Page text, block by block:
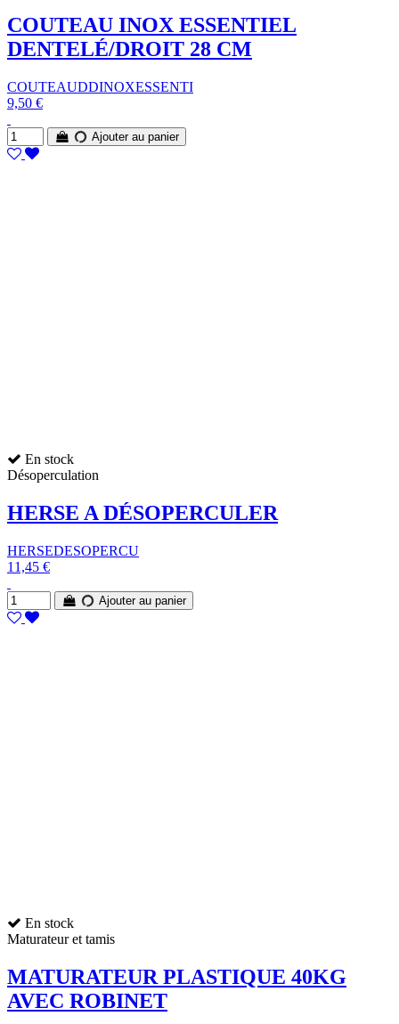
COUTEAU INOX ESSENTIEL
DENTELÉ/DROIT 28 CM
COUTEAUDDINOXESSENTI
9,50 €
Ajouter au panier
En stock
Désoperculation
HERSE A DÉSOPERCULER
HERSEDESOPERCU
11,45 €
Ajouter au panier
En stock
Maturateur et tamis
MATURATEUR PLASTIQUE 40KG
AVEC ROBINET